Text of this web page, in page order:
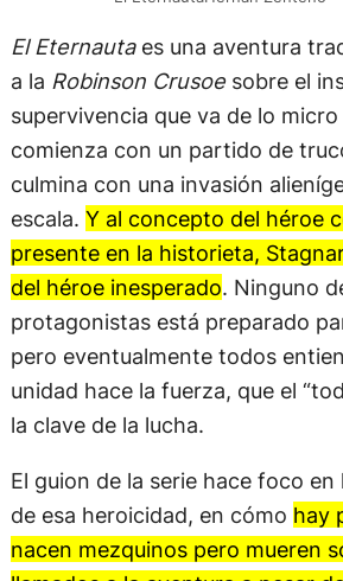
El Eternautaes una aventura
a la Robinson Crusoesobre el
supervivencia que va de lo
comienza con un partido de
culmina con una invasión
escala. Y al concepto del héroe
presente en la historieta,
del héroe inesperado. Ninguno
protagonistas está preparado
pero eventualmente todos
unidad hace la fuerza, que el
la clave de la lucha.
El guion de la serie hace foco
de esa heroicidad, en cómo hay
nacen mezquinos pero mueren